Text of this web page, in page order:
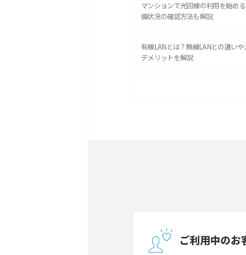
マンションで光回線の利用を始め
備状況の確認方法も解説
有線LANとは？無線LANとの違いや
デメリットを解説
テザリングはWi-Fiとどう違う？接
ご利用中のお